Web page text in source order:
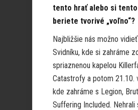
tento hrať alebo si
beriete tvorivé „voľno“?
Najbližšie nás možno
Svidníku, kde si zahráme
spriaznenou kapelou
Catastrofy a potom 21.10.
kde zahráme s Legion,
Suffering Included. Nehrali